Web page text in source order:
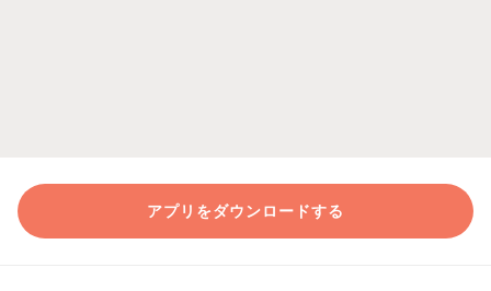
アプリをダウンロードする